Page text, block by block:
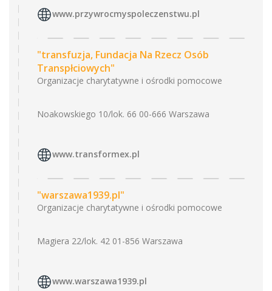
www.przywrocmyspoleczenstwu.pl
"transfuzja, Fundacja Na Rzecz Osób
Transpłciowych"
Organizacje charytatywne i ośrodki pomocowe
Noakowskiego 10/lok. 66 00-666 Warszawa
www.transformex.pl
"warszawa1939.pl"
Organizacje charytatywne i ośrodki pomocowe
Magiera 22/lok. 42 01-856 Warszawa
www.warszawa1939.pl